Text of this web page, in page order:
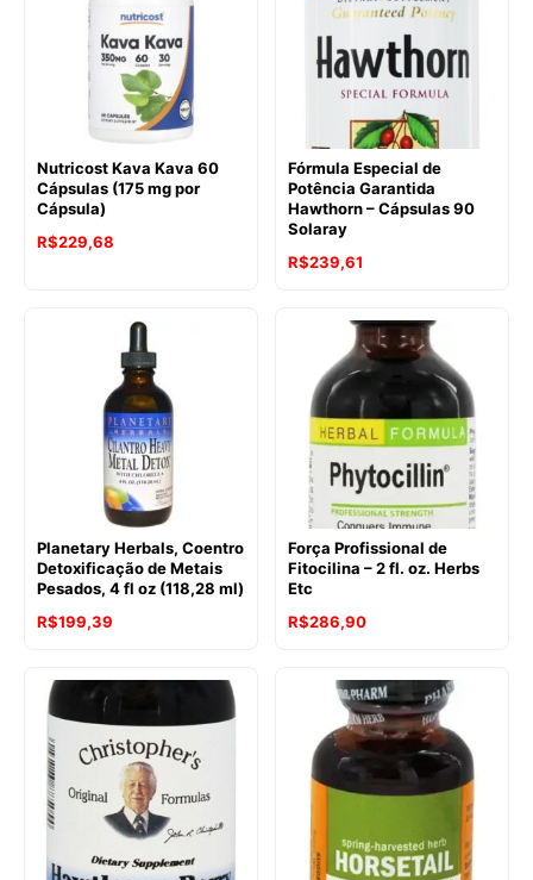
Nutricost Kava Kava 60
Cápsulas (175 mg por
Cápsula)
R$229,68
Fórmula Especial de
Potência Garantida
Hawthorn – Cápsulas 90
Solaray
R$239,61
Planetary Herbals, Coentro
Detoxificação de Metais
Pesados, 4 fl oz (118,28 ml)
R$199,39
Força Profissional de
Fitocilina – 2 fl. oz. Herbs
Etc
R$286,90